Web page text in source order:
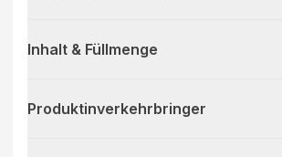
Inhalt & Füllmenge
Produktinverkehrbringer